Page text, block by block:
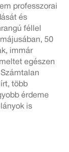
professzorai
és
féllel
50
immár
egészen
több
érdeme
is